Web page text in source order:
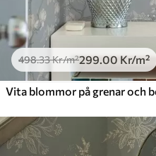
498.33Kr/m²299.00 Kr/m²